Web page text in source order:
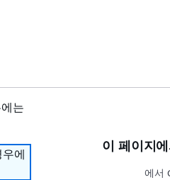
는
에
이 페이지
에서